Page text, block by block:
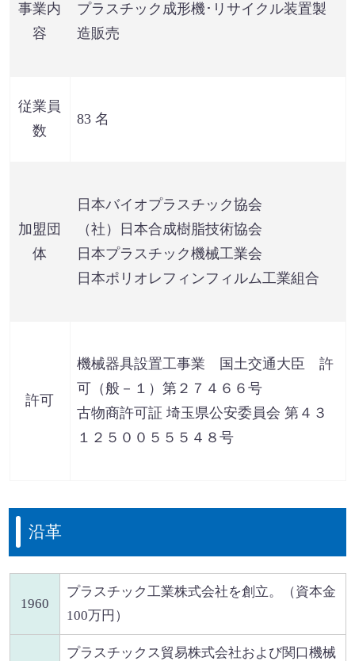
事業内
容
プラスチック成形機･リサイクル装置製
造販売
従業員
数
83 名
加盟団
体
日本バイオプラスチック協会
（社）日本合成樹脂技術協会
日本プラスチック機械工業会
日本ポリオレフィンフィルム工業組合
許可
機械器具設置工事業 国土交通大臣 許
可（般－１）第２７４６６号
古物商許可証 埼玉県公安委員会 第４３
１２５００５５５４８号
沿革
1960
プラスチック工業株式会社を創立。（資本金
100万円）
プラスチックス貿易株式会社および関口機械